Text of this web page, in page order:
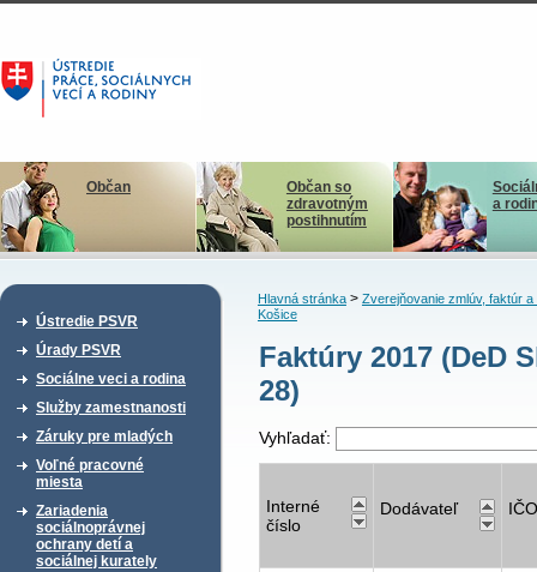
Občan
Občan so
zdravotným
postihnutím
a
Ústredie PSVR
Úrady PSVR
Sociálne veci a rodina
Služby zamestnanosti
Záruky pre mladých
Voľné pracovné
miesta
Zariadenia
sociálnoprávnej
ochrany detí a
sociálnej kurately
Hlavná stránka> Zverejňovanie zmlúv, faktúr a
Košice
Faktúry 2017 (DeD
28)
Vyhľadať:
Interné
číslo
Dodávateľ IČO